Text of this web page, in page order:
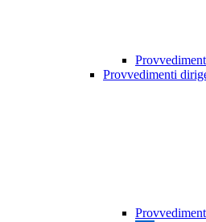
Provvedimenti